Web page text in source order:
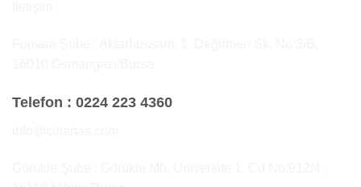
Telefon : 0224 223 4360